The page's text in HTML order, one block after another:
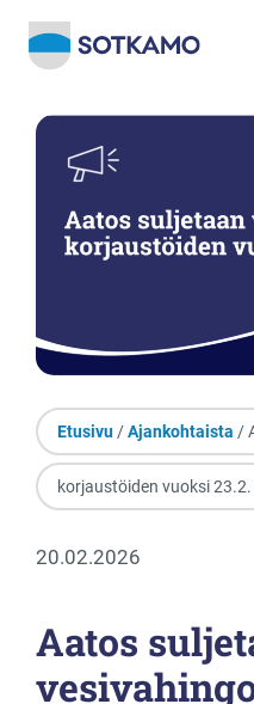
Etusivu/Ajankohtaista /
korjaustöiden vuoksi 23.2.
20.02.2026
Aatos